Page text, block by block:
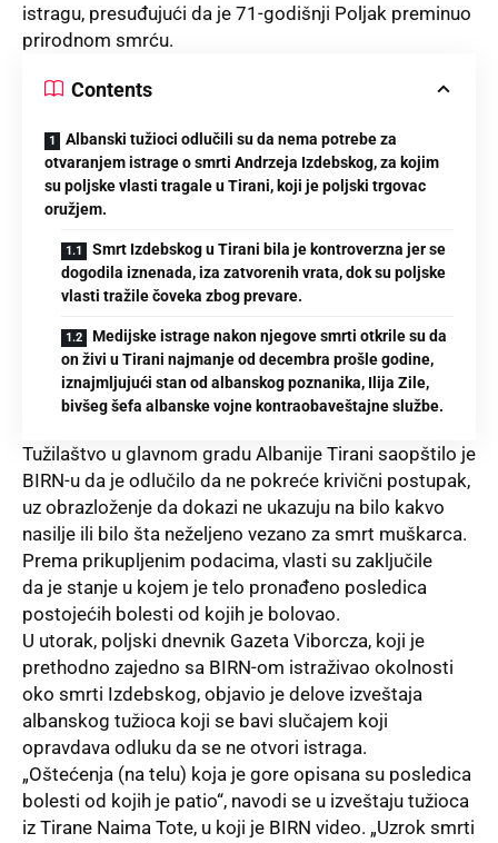
istragu, presuđujući da je 71-godišnji Poljak preminuo
prirodnom smrću.
Contents
Albanski tužioci odlučili su da nema potrebe za
otvaranjem istrage o smrti Andrzeja Izdebskog, za kojim
su poljske vlasti tragale u Tirani, koji je poljski trgovac
oružjem.
Smrt Izdebskog u Tirani bila je kontroverzna jer se
dogodila iznenada, iza zatvorenih vrata, dok su poljske
vlasti tražile čoveka zbog prevare.
Medijske istrage nakon njegove smrti otkrile su da
on živi u Tirani najmanje od decembra prošle godine,
iznajmljujući stan od albanskog poznanika, Ilija Zile,
bivšeg šefa albanske vojne kontraobaveštajne službe.
Tužilaštvo u glavnom gradu Albanije Tirani saopštilo je
BIRN-u da je odlučilo da ne pokreće krivični postupak,
uz obrazloženje da dokazi ne ukazuju na bilo kakvo
nasilje ili bilo šta neželjeno vezano za smrt muškarca.
Prema prikupljenim podacima, vlasti su zaključile
da je stanje u kojem je telo pronađeno posledica
postojećih bolesti od kojih je bolovao.
U utorak, poljski dnevnik Gazeta Viborcza, koji je
prethodno zajedno sa BIRN-om istraživao okolnosti
oko smrti Izdebskog, objavio je delove izveštaja
albanskog tužioca koji se bavi slučajem koji
opravdava odluku da se ne otvori istraga.
„Oštećenja (na telu) koja je gore opisana su posledica
bolesti od kojih je patio“, navodi se u izveštaju tužioca
iz Tirane Naima Tote, u koji je BIRN video. „Uzrok smrti